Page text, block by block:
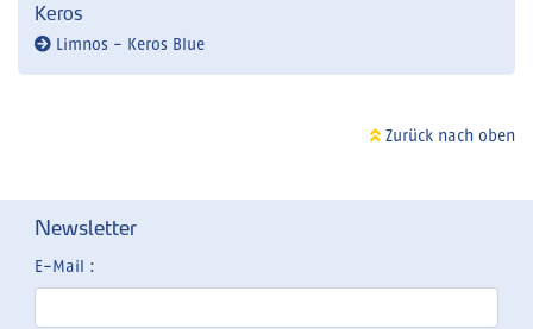
Keros
Limnos - Keros Blue
Zurück nach oben
Newsletter
E-Mail :